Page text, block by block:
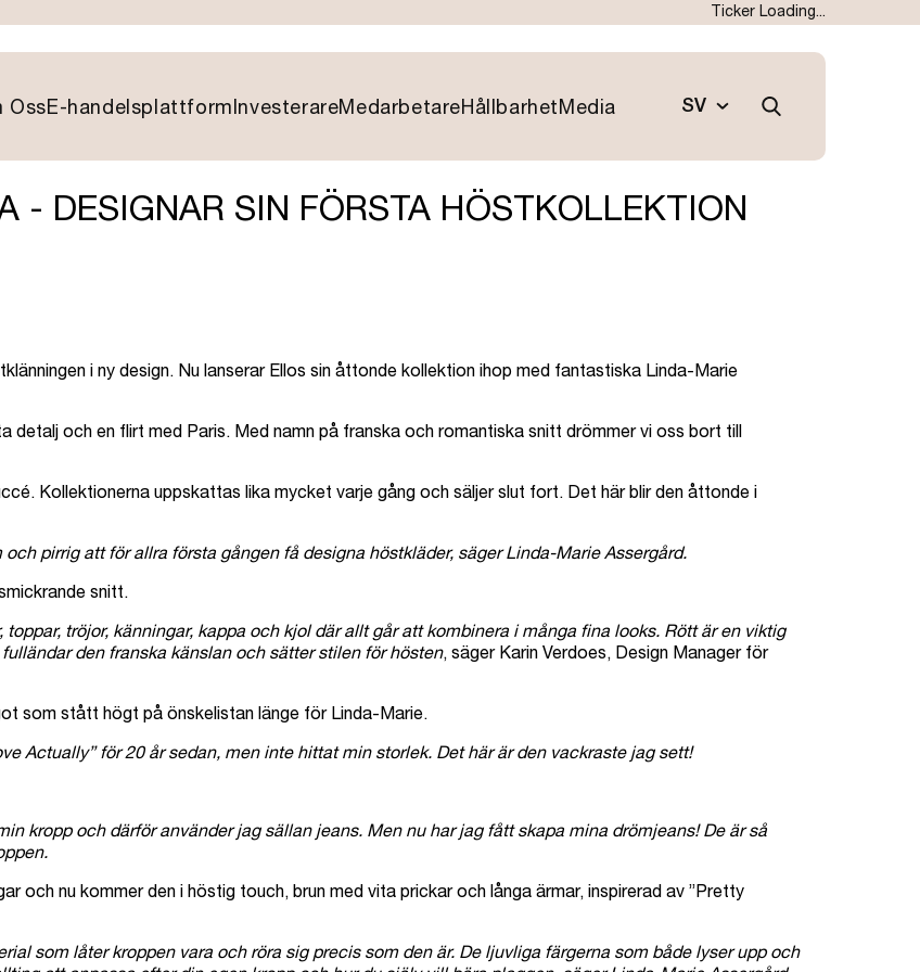
Ticker Loading...
navigation
OssE-handelsplattform InvesterareMedarbetareHållbarhet Media SV
Current
to
switch
Switch
English
Sök
- DESIGNAR SIN FÖRSTA HÖSTKOLLEKTION
i ny design. Nu lanserar Ellos sin åttonde kollektion ihop med fantastiska Linda-Marie
detalj och en flirt med Paris. Med namn på franska och romantiska snitt drömmer vi oss bort till
Kollektionerna uppskattas lika mycket varje gång och säljer slut fort. Det här blir den åttonde i
pirrig att för allra första gången få designa höstkläder, säger Linda-Marie Assergård.
snitt.
tröjor, känningar, kappa och kjol där allt går att kombinera i många fina looks. Rött är en viktig
den franska känslan och sätter stilen för hösten, säger Karin Verdoes, Design Manager för
som stått högt på önskelistan länge för Linda-Marie.
Actually” för 20 år sedan, men inte hittat min storlek. Det här är den vackraste jag sett!
kropp och därför använder jag sällan jeans. Men nu har jag fått skapa mina drömjeans! De är så
och nu kommer den i höstig touch, brun med vita prickar och långa ärmar, inspirerad av ”Pretty
som låter kroppen vara och röra sig precis som den är. De ljuvliga färgerna som både lyser upp och